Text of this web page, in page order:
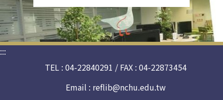
:::
TEL : 04-22840291 / FAX : 04-22873454
Email : reflib@nchu.edu.tw